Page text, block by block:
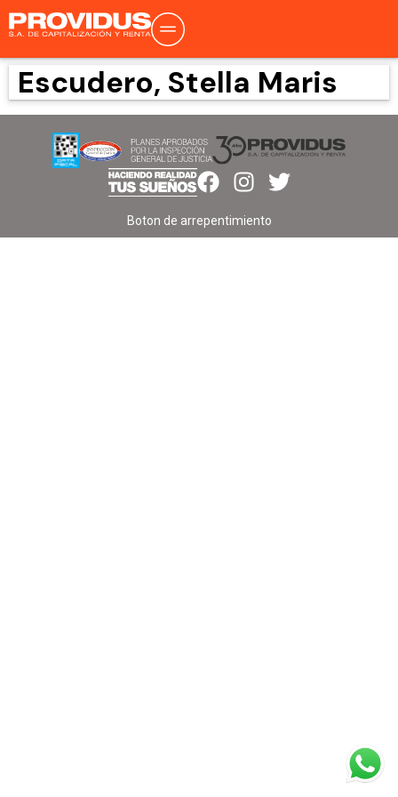
Escudero, Stella Maris
Boton de arrepentimiento